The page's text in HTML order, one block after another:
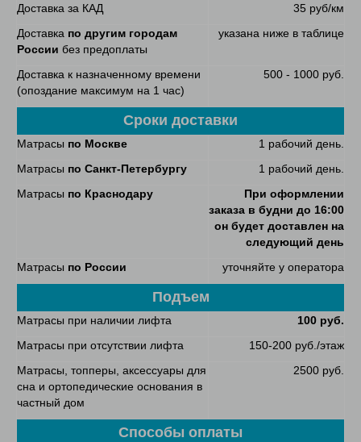
Доставка за КАД
35 руб/км
Доставка по другим городам
России без предоплаты
указана ниже в таблице
Доставка к назначенному времени
(опоздание максимум на 1 час)
500 - 1000 руб.
Сроки доставки
Матрасы по Москве
1 рабочий день.
Матрасы по Санкт-Петербургу
1 рабочий день.
Матрасы по Краснодару
При оформлении
заказа в будни до 16:00
он будет доставлен на
следующий день
Матрасы по России уточняйте у оператора
Подъем
Матрасы при наличии лифта
100 руб.
Матрасы при отсутствии лифта
150-200 руб./этаж
Матрасы, топперы, аксессуары для
сна и ортопедические основания в
частный дом
2500 руб.
Способы оплаты